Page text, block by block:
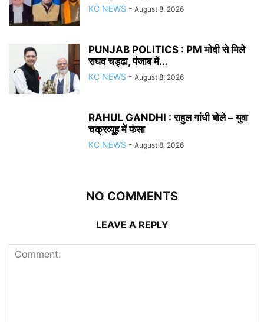
KC NEWS - August 8, 2026
PUNJAB POLITICS : PM मोदी से मिले
राघव चड्ढा, पंजाब में...
KC NEWS - August 8, 2026
RAHUL GANDHI : राहुल गांधी बोले – युवा
चक्रव्यूह में फंसा
KC NEWS - August 8, 2026
NO COMMENTS
LEAVE A REPLY